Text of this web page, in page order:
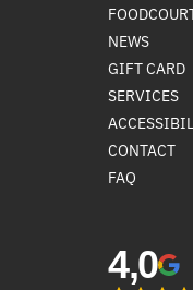
NEWS
GIFT CARD
SERVICES
CONTACT
FAQ
4,0